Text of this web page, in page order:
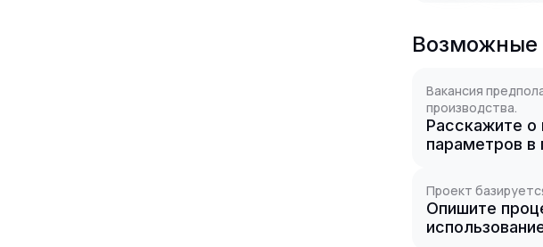
Возможные
Вакансия
производства.
Расскажите
параметров
Проект
Опишите